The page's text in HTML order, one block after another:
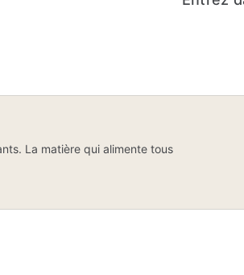
Impression
numérique
La matière qui alimente tous